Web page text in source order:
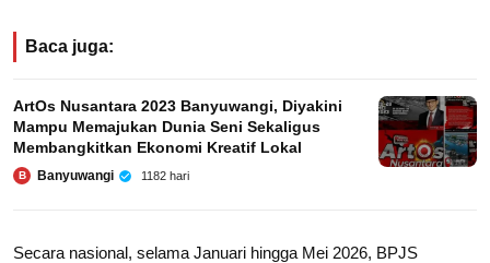
Baca juga:
ArtOs Nusantara 2023 Banyuwangi, Diyakini
Mampu Memajukan Dunia Seni Sekaligus
Membangkitkan Ekonomi Kreatif Lokal
B Banyuwangi 1182 hari
Secara nasional, selama Januari hingga Mei 2026, BPJS